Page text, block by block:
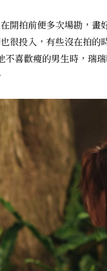
開拍前便多次場勘，畫
很投入，有些沒在拍的
喜歡瘦的男生時，瑞